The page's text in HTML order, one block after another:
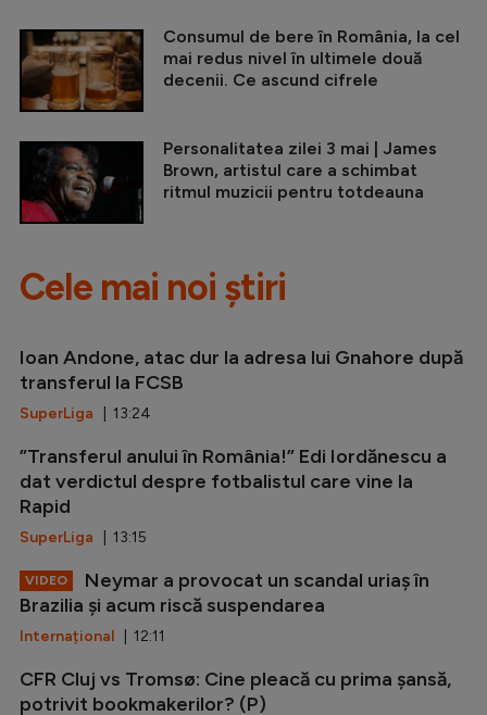
Consumul de bere în România, la cel
mai redus nivel în ultimele două
decenii. Ce ascund cifrele
Personalitatea zilei 3 mai | James
Brown, artistul care a schimbat
ritmul muzicii pentru totdeauna
Cele mai noi știri
Ioan Andone, atac dur la adresa lui Gnahore după
transferul la FCSB
SuperLiga | 13:24
”Transferul anului în România!” Edi Iordănescu a
dat verdictul despre fotbalistul care vine la
Rapid
SuperLiga | 13:15
VIDEO
Neymar a provocat un scandal uriaș în
Brazilia și acum riscă suspendarea
Internațional | 12:11
CFR Cluj vs Tromsø: Cine pleacă cu prima șansă,
potrivit bookmakerilor? (P)